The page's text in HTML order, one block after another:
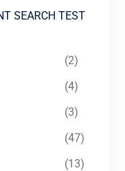
SEARCH TEST
(2)
(4)
(3)
(47)
(13)